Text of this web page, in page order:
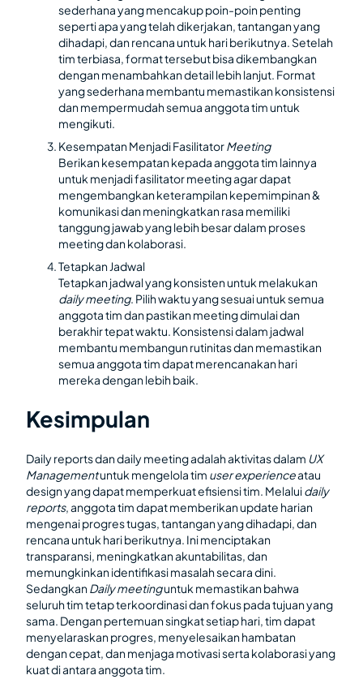
sederhana yang mencakup poin-poin penting
seperti apa yang telah dikerjakan, tantangan yang
dihadapi, dan rencana untuk hari berikutnya. Setelah
tim terbiasa, format tersebut bisa dikembangkan
dengan menambahkan detail lebih lanjut. Format
yang sederhana membantu memastikan konsistensi
dan mempermudah semua anggota tim untuk
mengikuti.
Kesempatan Menjadi FasilitatorMeeting
Berikan kesempatan kepada anggota tim lainnya
untuk menjadi fasilitator meeting agar dapat
mengembangkan keterampilan kepemimpinan &
komunikasi dan meningkatkan rasa memiliki
tanggung jawab yang lebih besar dalam proses
meeting dan kolaborasi.
Tetapkan Jadwal
Tetapkan jadwal yang konsisten untuk melakukan
daily meeting. Pilih waktu yang sesuai untuk semua
anggota tim dan pastikan meeting dimulai dan
berakhir tepat waktu. Konsistensi dalam jadwal
membantu membangun rutinitas dan memastikan
semua anggota tim dapat merencanakan hari
mereka dengan lebih baik.
Kesimpulan
Daily reports dan daily meeting adalah aktivitas dalam UX
Managementuntuk mengelola tim user experienceatau
design yang dapat memperkuat efisiensi tim. Melaluidaily
reports, anggota tim dapat memberikan update harian
mengenai progres tugas, tantangan yang dihadapi, dan
rencana untuk hari berikutnya. Ini menciptakan
transparansi, meningkatkan akuntabilitas, dan
memungkinkan identifikasi masalah secara dini.
SedangkanDaily meetinguntuk memastikan bahwa
seluruh tim tetap terkoordinasi dan fokus pada tujuan yang
sama. Dengan pertemuan singkat setiap hari, tim dapat
menyelaraskan progres, menyelesaikan hambatan
dengan cepat, dan menjaga motivasi serta kolaborasi yang
kuat di antara anggota tim.